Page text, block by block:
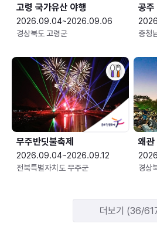
고령 국가유산 야행
2026.09.04~2026.09.06
경상북도 고령군
공주
충청
무주반딧불축제
2026.09.04~2026.09.12
전북특별자치도 무주군
왜관
경상
더보기 (36/